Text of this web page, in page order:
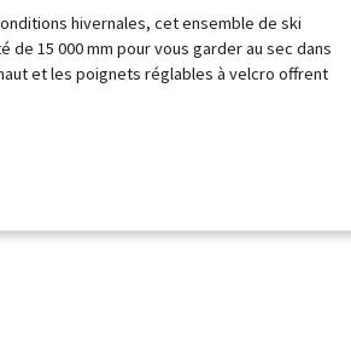
hivernales, cet ensemble de ski
de 15 000 mm pour vous garder au sec dans
et les poignets réglables à velcro offrent
cet ensemble blouson et pantalon de
activités de plein air Design
de tempête amovible et réglable, des